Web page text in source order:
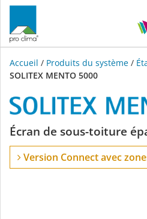
Accueil / Produits du système /
SOLITEX MENTO 5000
SOLITEX
MENTO
Écran de sous-toiture
Version Connect avec